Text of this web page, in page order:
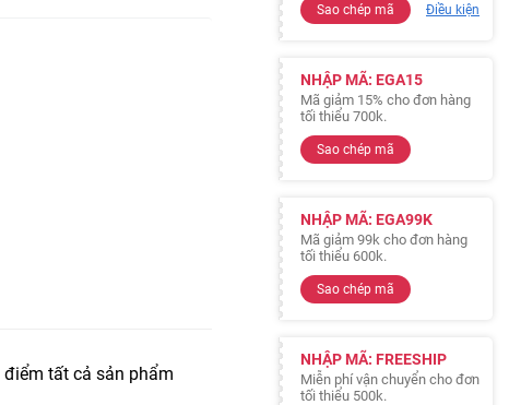
điểm tất cả sản phẩm
Sao chép mã Điều kiện
NHẬP MÃ: EGA15
Mã giảm 15% cho đơn hàng
tối thiểu 700k.
Sao chép mã
NHẬP MÃ: EGA99K
Mã giảm 99k cho đơn hàng
tối thiểu 600k.
Sao chép mã
NHẬP MÃ: FREESHIP
Miễn phí vận chuyển cho đơn
tối thiểu 500k.